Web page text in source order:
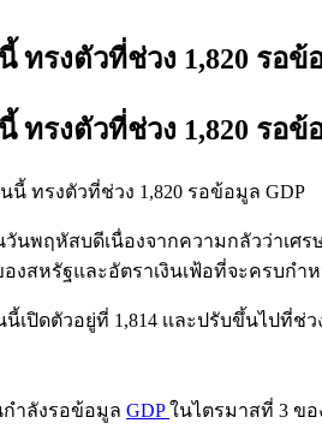
ทรงตัวที่ช่วง 1,820 รอข้
ทรงตัวที่ช่วง 1,820 รอข้
นพฤหัสบดีเนื่องจากความกลัวว่าเศ
องสหรัฐและอัตราเงินเฟ้อที่จะครบก
นี้เปิดตัวอยู่ที่ 1,814 เเละปรับขึ้นไปที่
ำลังรอข้อมูล GDPในไตรมาสที่ 3 ขอ